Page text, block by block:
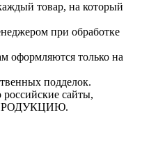
товар, на который
при обработке
оформляются только на
подделок.
сайты,
.